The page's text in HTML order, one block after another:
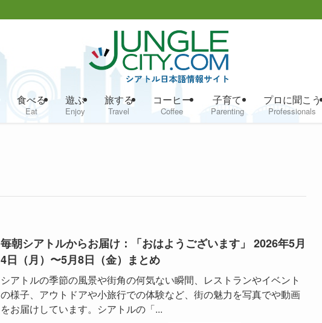
食べる
Eat
遊ぶ
Enjoy
旅する
Travel
コーヒー
Coffee
子育て
Parenting
プロに聞こう
Professionals
毎朝シアトルからお届け：「おはようございます」 2026年5月
4日（月）〜5月8日（金）まとめ
シアトルの季節の風景や街角の何気ない瞬間、レストランやイベント
の様子、アウトドアや小旅行での体験など、街の魅力を写真でや動画
をお届けしています。シアトルの「...